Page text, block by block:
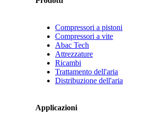
Compressori a pistoni
Compressori a vite
Abac Tech
Attrezzature
Ricambi
Trattamento dell'aria
Distribuzione dell'aria
Applicazioni